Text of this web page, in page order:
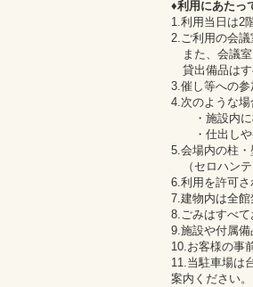
♦利用にあたっ
1.利用当日は2
2.ご利用の会
また、会議室
貸出備品はす
3.催し等への参
4.次のような場
・施設内に
・仕出しや
5.会場内の柱・
（セロハンテ
6.利用を許可さ
7.建物内は全館
8.ごみはすべて
9.施設や付属備
10.お客様の事
11.当駐車場は
案内ください。